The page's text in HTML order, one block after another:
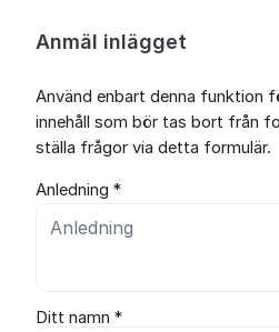
Anmäl inlägget
Använd enbart denna funktion
innehåll som bör tas bort från
ställa frågor via detta formulär.
Anledning *
Ditt namn *